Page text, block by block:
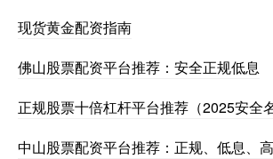
现货黄金配资指南
佛山股票配资平台推荐：安全正规低息
正规股票十倍杠杆平台推荐（2025安全
中山股票配资平台推荐：正规、低息、